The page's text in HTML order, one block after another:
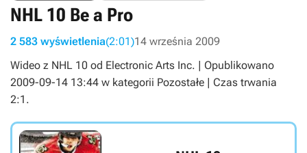
NHL 10 Be a Pro
2 583 wyświetlenia(2:01)14 września 2009
Wideo z NHL 10 od Electronic Arts Inc. | Opublikowano
2009-09-14 13:44 w kategorii Pozostałe | Czas trwania
2:1.